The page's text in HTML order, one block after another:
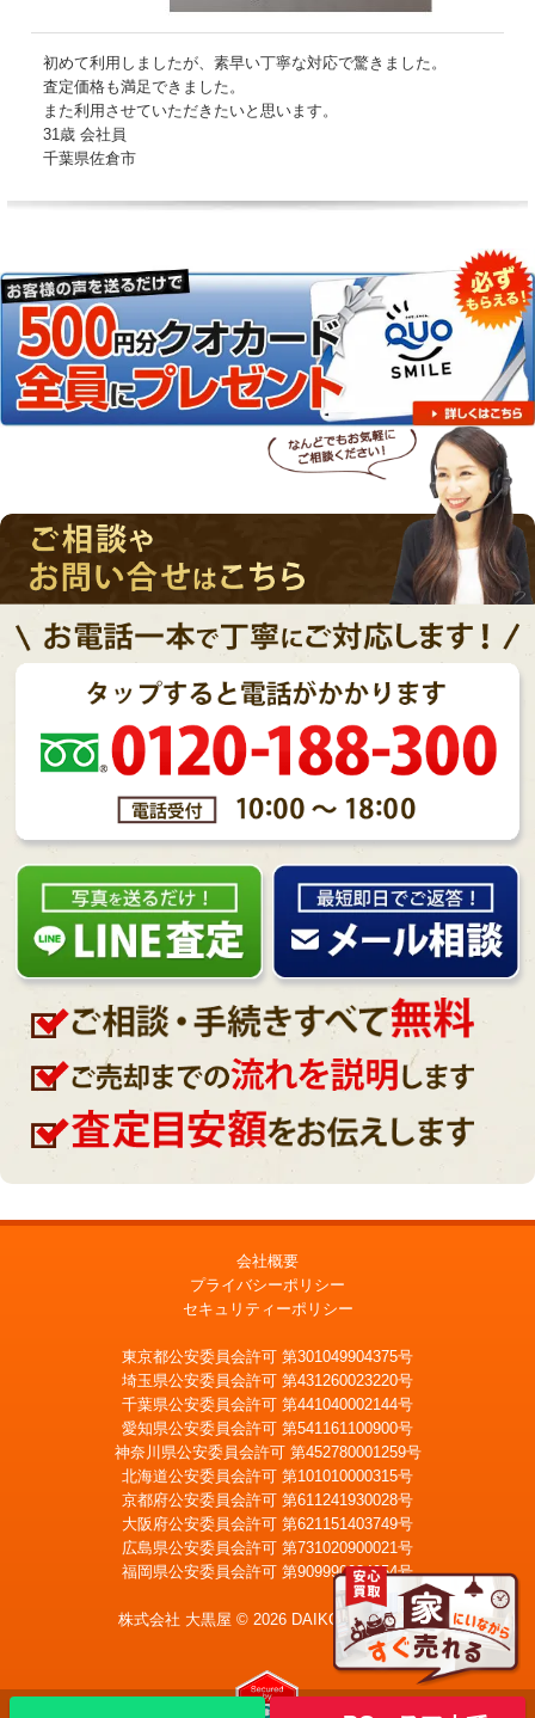
初めて利用しましたが、素早い丁寧な対応で驚きました。
査定価格も満足できました。
また利用させていただきたいと思います。
31歳 会社員
千葉県佐倉市
LINE査定 メール査定
宅配買取を申込む
会社概要
プライバシーポリシー
セキュリティーポリシー
東京都公安委員会許可 第301049904375号
埼玉県公安委員会許可 第431260023220号
千葉県公安委員会許可 第441040002144号
愛知県公安委員会許可 第541161100900号
神奈川県公安委員会許可 第452780001259号
北海道公安委員会許可 第101010000315号
京都府公安委員会許可 第611241930028号
大阪府公安委員会許可 第621151403749号
広島県公安委員会許可 第731020900021号
福岡県公安委員会許可 第909990034054号
株式会社 大黒屋 © 2026 DAIKOKUYA, Inc.